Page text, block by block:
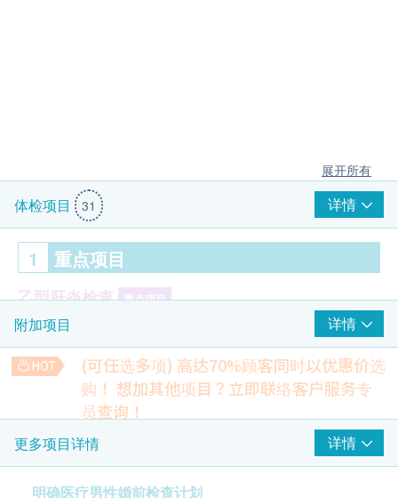
展开所有
体检项目 31 详情
1 重点项目
乙型肝炎检查 重点项目
乙型肝炎表面抗原 (定性)
乙型肝炎表面抗体(定量)
丙型肝炎检查 重点项目
梅毒 重点项目
附加项目 详情
(可任选多项) 高达70%顾客同时以优惠价选
购！ 想加其他项目？立即联络客户服务专
员查询！
幽门螺旋菌吹气测试
可探测胃癌风险，幽门螺旋菌可引致多种胃病，如胃痛、胃
气、胃炎、胃酸倒流
7% off
更多项目详情 详情
明确医疗男性婚前检查计划